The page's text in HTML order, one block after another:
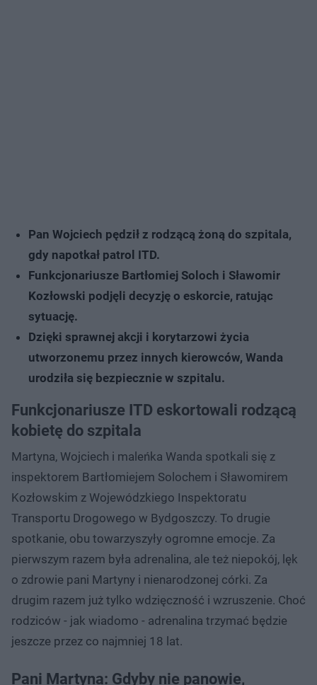
Pan Wojciech pędził z rodzącą żoną do szpitala,
gdy napotkał patrol ITD.
Funkcjonariusze Bartłomiej Soloch i Sławomir
Kozłowski podjęli decyzję o eskorcie, ratując
sytuację.
Dzięki sprawnej akcji i korytarzowi życia
utworzonemu przez innych kierowców, Wanda
urodziła się bezpiecznie w szpitalu.
Funkcjonariusze ITD eskortowali rodzącą
kobietę do szpitala
Martyna, Wojciech i maleńka Wanda spotkali się z
inspektorem Bartłomiejem Solochem i Sławomirem
Kozłowskim z Wojewódzkiego Inspektoratu
Transportu Drogowego w Bydgoszczy. To drugie
spotkanie, obu towarzyszyły ogromne emocje. Za
pierwszym razem była adrenalina, ale też niepokój, lęk
o zdrowie pani Martyny i nienarodzonej córki. Za
drugim razem już tylko wdzięczność i wzruszenie. Choć
rodziców - jak wiadomo - adrenalina trzymać będzie
jeszcze przez co najmniej 18 lat.
Pani Martyna: Gdyby nie panowie,